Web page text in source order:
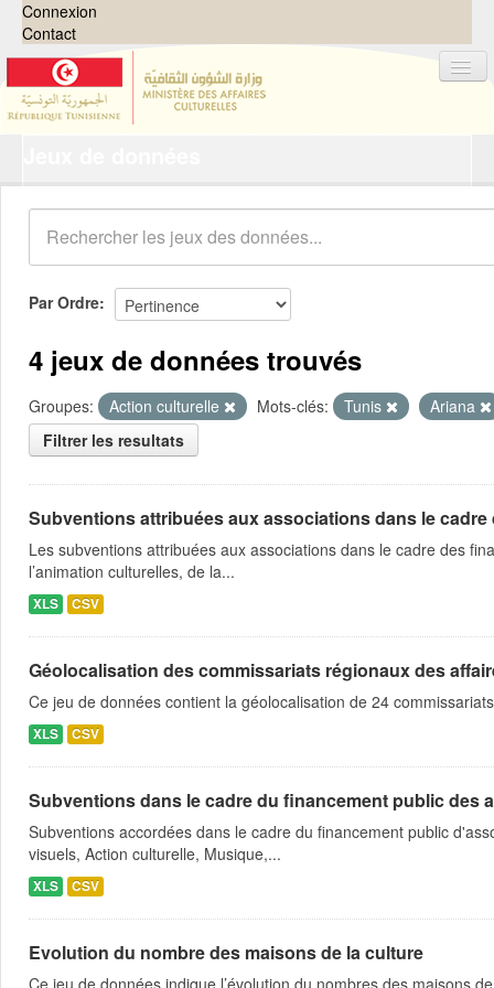
Connexion
Contact
Organisations
Groupes
Demandes 0
À propos
Par Ordre
4 jeux de données trouvés
Groupes: Action culturelle Mots-clés: Tunis
Ariana
Filtrer les resultats
Subventions attribuées aux associations dans le
Les subventions attribuées aux associations dans le cadre des
l’animation culturelles, de la...
XLS CSV
Géolocalisation des commissariats régionaux des
Ce jeu de données contient la géolocalisation de 24
XLS CSV
Subventions dans le cadre du financement public des
Subventions accordées dans le cadre du financement public
visuels, Action culturelle, Musique,...
XLS CSV
Evolution du nombre des maisons de la culture
Ce jeu de données indique l’évolution du nombres des maisons